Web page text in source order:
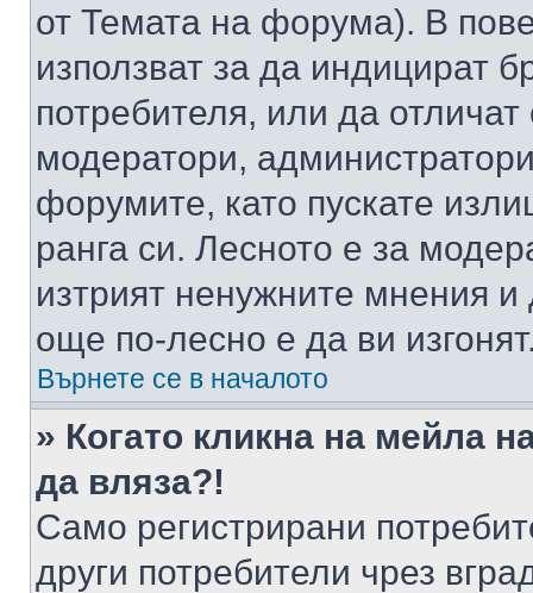
от Темата на форума). В
използват за да индицират
потребителя, или да
модератори,
форумите, като пускате
ранга си. Лесното е за
изтрият ненужните мнения
още по-лесно е да ви
Върнете се в началото
» Когато кликна на мейла
да вляза?!
Само регистрирани
други потребители чрез